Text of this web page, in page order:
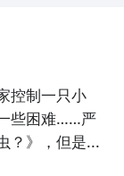
控制一只小
些困难……严
？》，但是...